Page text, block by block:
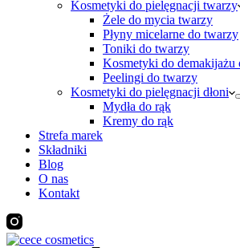
Kosmetyki do pielęgnacji twarzy
Żele do mycia twarzy
Płyny micelarne do twarzy
Toniki do twarzy
Kosmetyki do demakijażu
Peelingi do twarzy
Kosmetyki do pielęgnacji dłoni
Mydła do rąk
Kremy do rąk
Strefa marek
Składniki
Blog
O nas
Kontakt